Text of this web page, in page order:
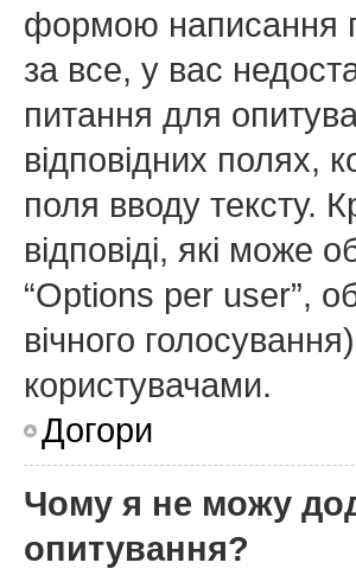
формою написання
за все, у вас
питання для
відповідних полях,
поля вводу тексту.
відповіді, які може
“Options per user”,
вічного
користувачами.
Догори
Чому я не можу
опитування?